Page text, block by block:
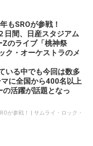
もSROが参戦！
間、日産スタジアム
のライブ「桃神祭
ク・オーケストラのメ
いる中でも今回は数多
マに全国から400名以上
の活躍が話題となっ
が参戦！ | サムライ・ロック・